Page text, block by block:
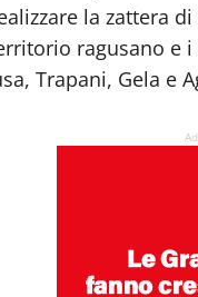
la zattera
ragusano
Trapani, Gela e